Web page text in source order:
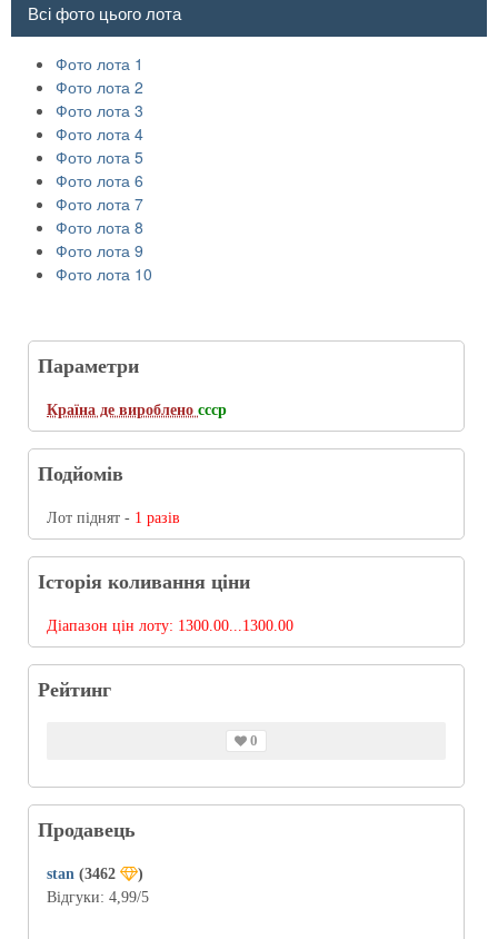
Всі фото цього лота
Фото лота 1
Фото лота 2
Фото лота 3
Фото лота 4
Фото лота 5
Фото лота 6
Фото лота 7
Фото лота 8
Фото лота 9
Фото лота 10
Параметри
Країна де вироблено ссср
Подйомів
Лот піднят - 1 разів
Історія коливання ціни
Діапазон цін лоту: 1300.00...1300.00
Рейтинг
0
Продавець
stan (3462
)
Відгуки: 4,99/5